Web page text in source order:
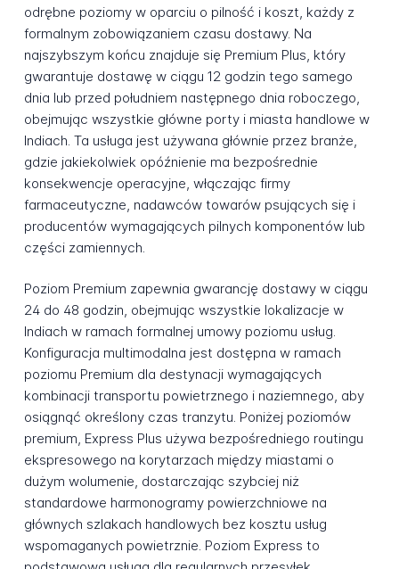
odrębne poziomy w oparciu o pilność i koszt, każdy z
formalnym zobowiązaniem czasu dostawy. Na
najszybszym końcu znajduje się Premium Plus, który
gwarantuje dostawę w ciągu 12 godzin tego samego
dnia lub przed południem następnego dnia roboczego,
obejmując wszystkie główne porty i miasta handlowe w
Indiach. Ta usługa jest używana głównie przez branże,
gdzie jakiekolwiek opóźnienie ma bezpośrednie
konsekwencje operacyjne, włączając firmy
farmaceutyczne, nadawców towarów psujących się i
producentów wymagających pilnych komponentów lub
części zamiennych.
Poziom Premium zapewnia gwarancję dostawy w ciągu
24 do 48 godzin, obejmując wszystkie lokalizacje w
Indiach w ramach formalnej umowy poziomu usług.
Konfiguracja multimodalna jest dostępna w ramach
poziomu Premium dla destynacji wymagających
kombinacji transportu powietrznego i naziemnego, aby
osiągnąć określony czas tranzytu. Poniżej poziomów
premium, Express Plus używa bezpośredniego routingu
ekspresowego na korytarzach między miastami o
dużym wolumenie, dostarczając szybciej niż
standardowe harmonogramy powierzchniowe na
głównych szlakach handlowych bez kosztu usług
wspomaganych powietrznie. Poziom Express to